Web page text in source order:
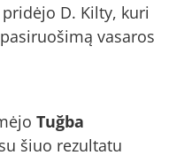
D. Kilty, kuri
vasaros
Tuğba
šiuo rezultatu